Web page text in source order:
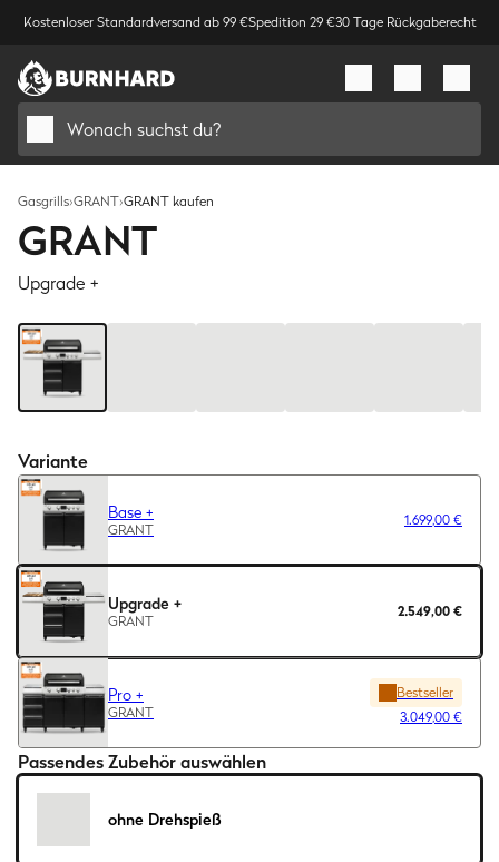
Kostenloser Standardversand ab 99 €Spedition 29 €30 Tage Rückgaberecht
Wonach suchst du?
Gasgrills›GRANT›GRANT kaufen
GRANT
Upgrade +
Bild1/11
Variante
Base +
GRANT
1.699,00 €
Upgrade +
GRANT
2.549,00 €
Pro +
GRANT
Bestseller
3.049,00 €
Passendes Zubehör auswählen
ohne Drehspieß